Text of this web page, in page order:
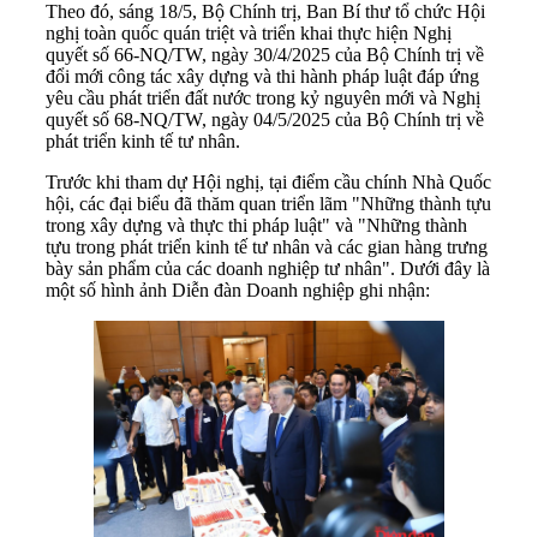
Theo đó, sáng 18/5, Bộ Chính trị, Ban Bí thư tổ chức Hội
nghị toàn quốc quán triệt và triển khai thực hiện Nghị
quyết số 66-NQ/TW, ngày 30/4/2025 của Bộ Chính trị về
đổi mới công tác xây dựng và thi hành pháp luật đáp ứng
yêu cầu phát triển đất nước trong kỷ nguyên mới và Nghị
quyết số 68-NQ/TW, ngày 04/5/2025 của Bộ Chính trị về
phát triển kinh tế tư nhân.
Trước khi tham dự Hội nghị, tại điểm cầu chính Nhà Quốc
hội, các đại biểu đã thăm quan triển lãm "Những thành tựu
trong xây dựng và thực thi pháp luật" và "Những thành
tựu trong phát triển kinh tế tư nhân và các gian hàng trưng
bày sản phẩm của các doanh nghiệp tư nhân". Dưới đây là
một số hình ảnh Diễn đàn Doanh nghiệp ghi nhận: